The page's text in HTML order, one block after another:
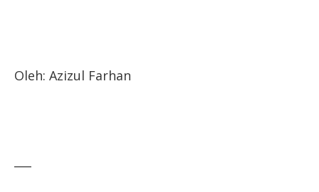
Oleh: Azizul Farhan